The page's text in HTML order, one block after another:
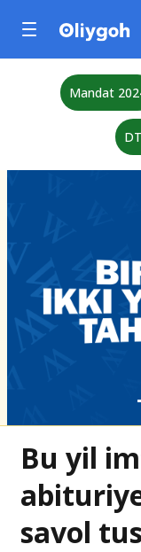
Mandat
Bu yil
savol